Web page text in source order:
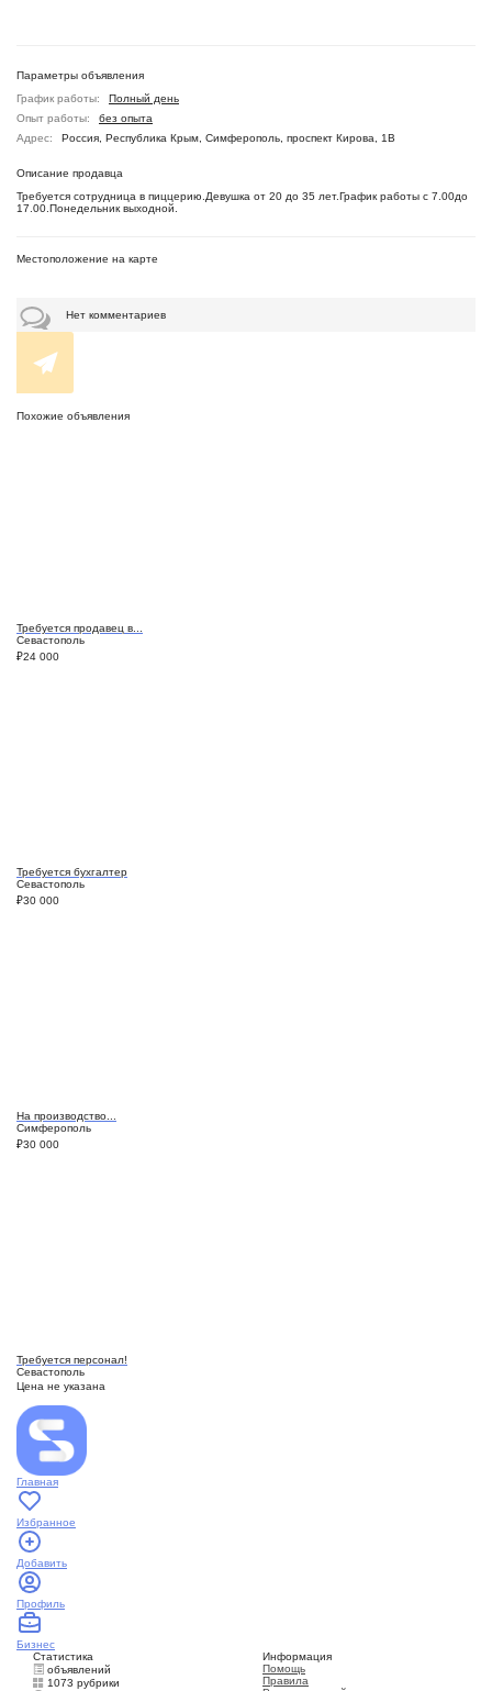
Параметры объявления
График работы:
Полный день
Опыт работы:
без опыта
Адрес:
Россия, Республика Крым, Симферополь, проспект Кирова, 1В
Описание продавца
Требуется сотрудница в пиццерию.Девушка от 20 до 35 лет.График работы с 7.00до
17.00.Понедельник выходной.
Местоположение на карте
Нет комментариев
Похожие объявления
Требуется продавец в...
Севастополь
₽24 000
Требуется бухгалтер
Севастополь
₽30 000
На производство...
Симферополь
₽30 000
Требуется персонал!
Севастополь
Цена не указана
Главная
Избранное
Добавить
Профиль
Бизнес
Статистика
объявлений
1073 рубрики
Информация
Помощь
Правила